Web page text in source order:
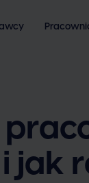
jak